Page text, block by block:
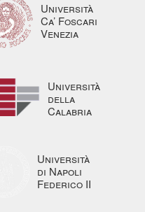
Università
Ca’ Foscari
Venezia
Università
della
Calabria
Università
di Napoli
Federico II